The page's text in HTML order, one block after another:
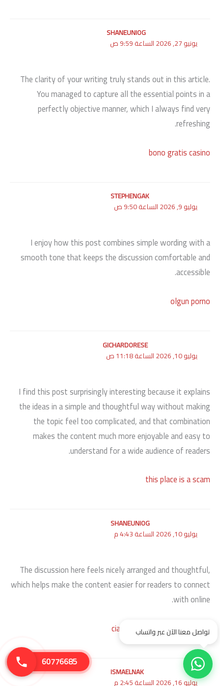
SHANEUNIOG
يونيو 27, 2026 الساعة 9:59 ص
The clarity of your writing truly stands out in this article.
You managed to capture all the essential points in a
perfectly objective manner, which I always find very
refreshing.
bono gratis casino
STEPHENGAK
يوليو 9, 2026 الساعة 9:50 ص
I enjoy how this post combines simple wording with a
smooth tone that keeps the discussion comfortable and
accessible.
olgun porno
GICHARDORESE
يوليو 10, 2026 الساعة 11:18 ص
I find this post surprisingly interesting because it explains
the ideas in a simple and thoughtful way without making
the topic feel too complicated, and that combination
makes the content much more enjoyable and easy to
understand for a wide audience of readers.
this place is a scam
SHANEUNIOG
يوليو 10, 2026 الساعة 4:43 م
The discussion here feels nicely arranged and thoughtful,
which helps make the content easier for readers to connect
with online.
cialis pills sexual xxx porn pills
ISMAELNAK
يوليو 16, 2026 الساعة 2:45 م
تواصل معنا الآن عبر واتساب
60776685